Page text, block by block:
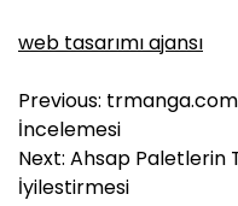
web tasarımı ajansı
Y
a
z
ı
Previous:
İncelemesi
Next: Ahsap Paletlerin
İyilestirmesi